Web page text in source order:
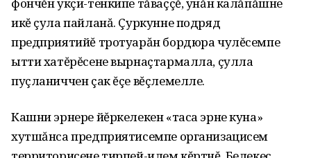
икĕ çула пайланă. Çуркунне подряд
предприятийĕ тротуарăн бордюра чулĕсемпе
ытти хатĕрĕсене вырнаçтармалла, çулла
пуçланиччен çак ĕçе вĕçлемелле.
Кашни эрнере йĕркелекен «таса эрне куна»
хутшăнса предприятисемпе организацисем